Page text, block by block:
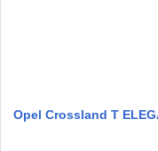
Opel Crossland T